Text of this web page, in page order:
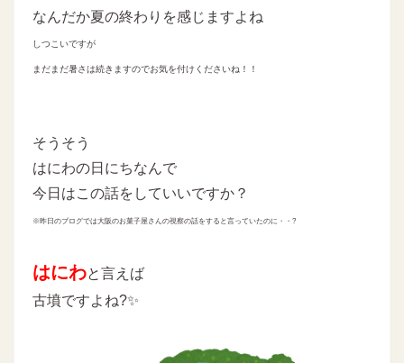
なんだか夏の終わりを感じますよね
しつこいですが
まだまだ暑さは続きますのでお気を付けくださいね！！
そうそう
はにわの日にちなんで
今日はこの話をしていいですか？
※昨日のブログでは大阪のお菓子屋さんの視察の話をすると言っていたのに・・?
はにわと言えば
古墳ですよね?✨